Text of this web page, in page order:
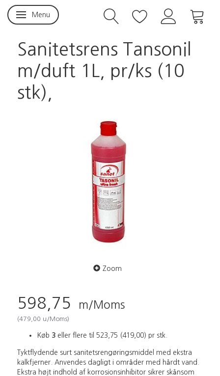
Skifte navigation
Menu
Sanitetsrens Tansonil
m/duft 1L, pr/ks (10
stk),
Zoom
598,75 m/Moms
(479,00 u/Moms)
Køb 3 eller flere til 523,75 (419,00) pr stk.
Tyktflydende surt sanitetsrengøringsmiddel med ekstra
kalkfjerner. Anvendes dagligt i områder med hårdt vand.
Ekstra højt indhold af korrosionsinhibitor sikrer skånsom